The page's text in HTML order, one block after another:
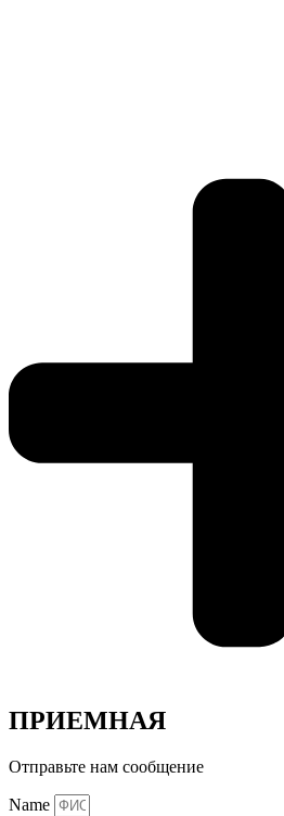
ПРИЕМНАЯ
Отправьте нам сообщение
Name